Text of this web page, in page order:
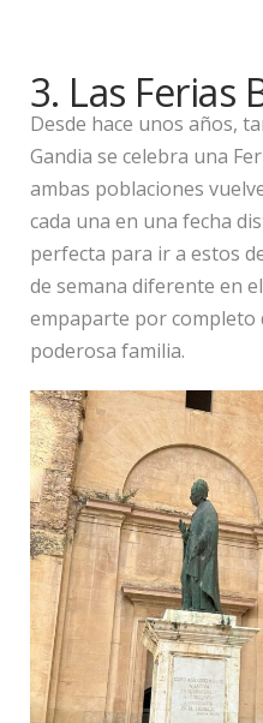
3. Las Ferias
Desde hace unos años,
Gandia se celebra una
ambas poblaciones
cada una en una fecha
perfecta para ir a estos
de semana diferente en
empaparte por completo
poderosa familia.